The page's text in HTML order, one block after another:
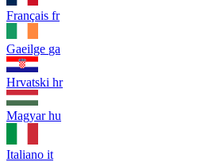
Français fr
Gaeilge ga
Hrvatski hr
Magyar hu
Italiano it